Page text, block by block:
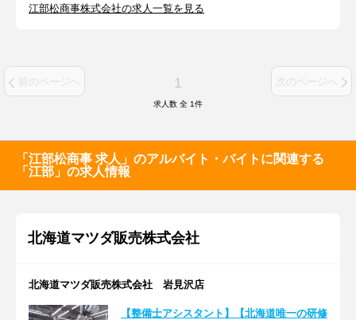
江部松商事株式会社の求人一覧を見る
前のページへ 1 次のページへ
求人数 全 1件
「江部松商事 求人」のアルバイト・バイトに関連する
「江部」の求人情報
北海道マツダ販売株式会社
北海道マツダ販売株式会社 岩見沢店
【整備士アシスタント】【北海道唯一の研修